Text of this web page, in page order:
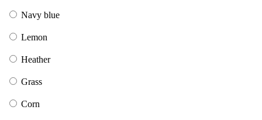
Navy blue
Lemon
Heather
Grass
Corn